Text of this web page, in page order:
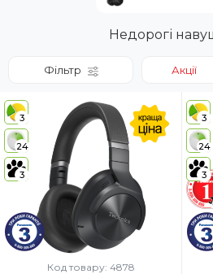
Недорогі
Фільтр Акції
3
24
3
Код товару: 4878
3
24
3